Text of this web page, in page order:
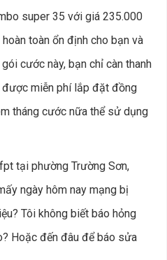
super 35 với giá 235.000
toàn ổn định cho bạn và
cước này, bạn chỉ càn thanh
miễn phí lắp đặt đồng
tháng cước nữa thể sử dụng
tại phường Trường Sơn,
ngày hôm nay mạng bị
Tôi không biết báo hỏng
Hoặc đến đâu để báo sửa